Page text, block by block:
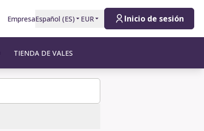
EmpresaEspañol (ES) EUR Inicio de sesión
TIENDA DE VALES